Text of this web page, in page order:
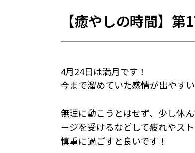
【癒やしの時間】
4月24日は満月です！
今まで溜めていた感情が出やすい
無理に動こうとはせず、少し休
ージを受けるなどして疲れやス
慎重に過ごすと良いです！